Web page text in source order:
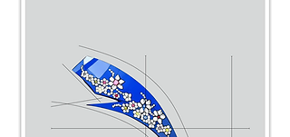
La Nuit
LE JARDIN SECRET